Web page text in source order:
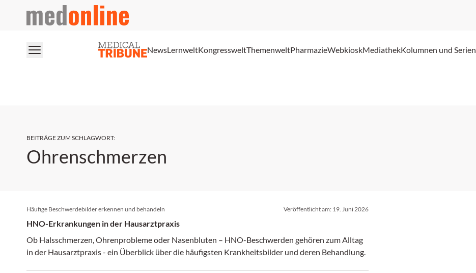
medonline
NewsLernweltKongressweltThemenweltPharmazieWebkioskMediathekKolumnen und Serien
BEITRÄGE ZUM SCHLAGWORT:
Ohrenschmerzen
Häufige Beschwerdebilder erkennen und behandeln Veröffentlicht am: 19. Juni 2026
HNO-Erkrankungen in der Hausarztpraxis
Ob Halsschmerzen, Ohrenprobleme oder Nasenbluten – HNO-Beschwerden gehören zum Alltag
in der Hausarztpraxis - ein Überblick über die häufigsten Krankheitsbilder und deren Behandlung.